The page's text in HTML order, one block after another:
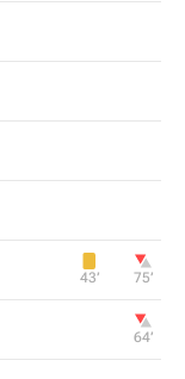
43‎’‎ 75‎’‎
64‎’‎